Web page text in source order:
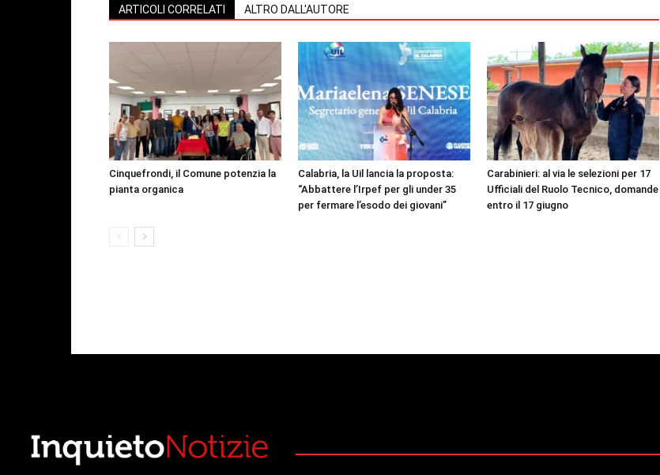
ARTICOLI CORRELATI ALTRO DALL'AUTORE
Cinquefrondi, il Comune potenzia la
pianta organica
Calabria, la Uil lancia la proposta:
“Abbattere l’Irpef per gli under 35
per fermare l’esodo dei giovani”
Carabinieri: al via le selezioni per 17
Ufficiali del Ruolo Tecnico, domande
entro il 17 giugno